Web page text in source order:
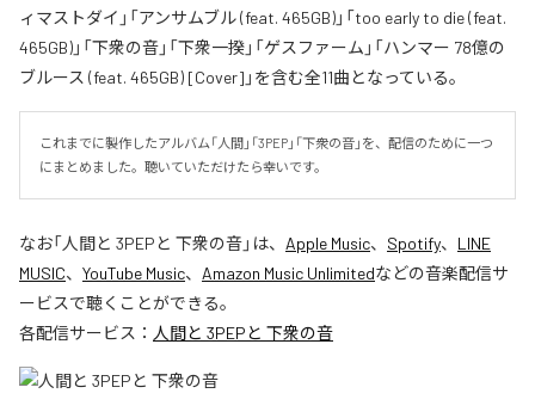
ィマストダイ」「アンサムブル (feat. 465GB)」「too early to die (feat.
465GB)」「下衆の音」「下衆一揆」「ゲスファーム」「ハンマー 78億の
ブルース (feat. 465GB) [Cover]」を含む全11曲となっている。
これまでに製作したアルバム「人間」「3PEP」「下衆の音」を、配信のために一つ
にまとめました。聴いていただけたら幸いです。
なお「人間と 3PEPと 下衆の音」は、 Apple Music、 Spotify、 LINE
MUSIC、 YouTube Music、 Amazon Music Unlimitedなどの音楽配信サ
ービスで聴くことができる。
各配信サービス： 人間と 3PEPと 下衆の音